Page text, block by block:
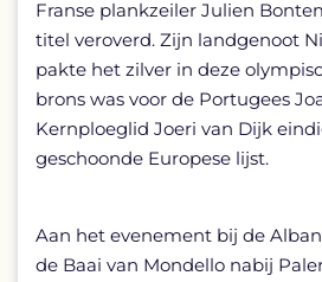
Franse plankzeiler Julien
titel veroverd. Zijn landgenoot
pakte het zilver in deze
brons was voor de Portugees
Kernploeglid Joeri van Dijk
geschoonde Europese lijst.
Aan het evenement bij de
de Baai van Mondello nabij